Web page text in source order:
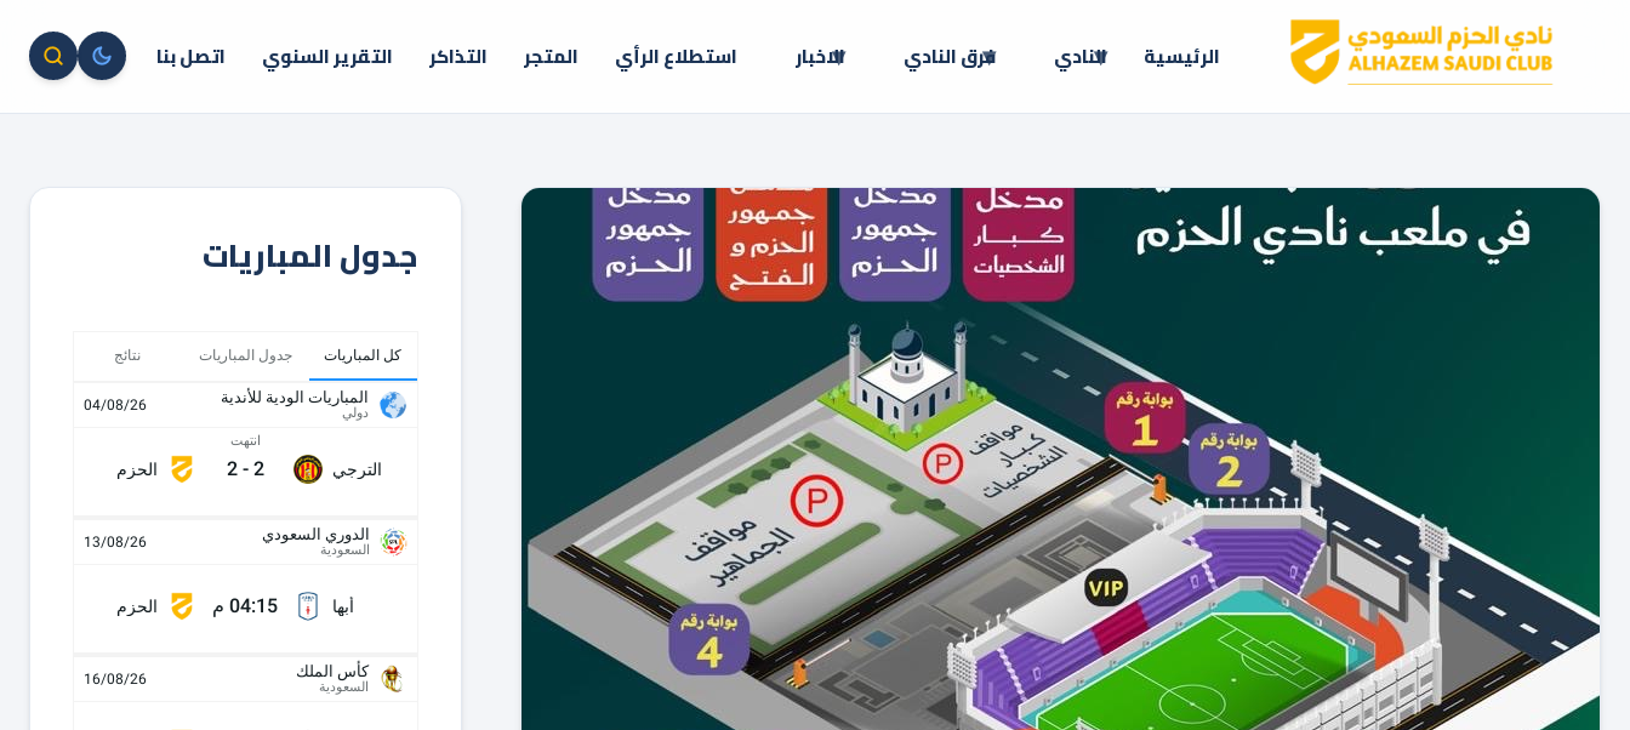
الرئيسية النادي فرق النادي الاخبار استطلاع الرأي المتجر التذاكر التقرير السنوي اتصل بنا
جدول المباريات
كل المباريات جدول المباريات نتائج
المباريات الودية للأندية
دولي 04/08/26
الترجي
انتهت
2
-
2 الحزم
الدوري السعودي
السعودية 13/08/26
أبها 04:15 م الحزم
كأس الملك
السعودية 16/08/26